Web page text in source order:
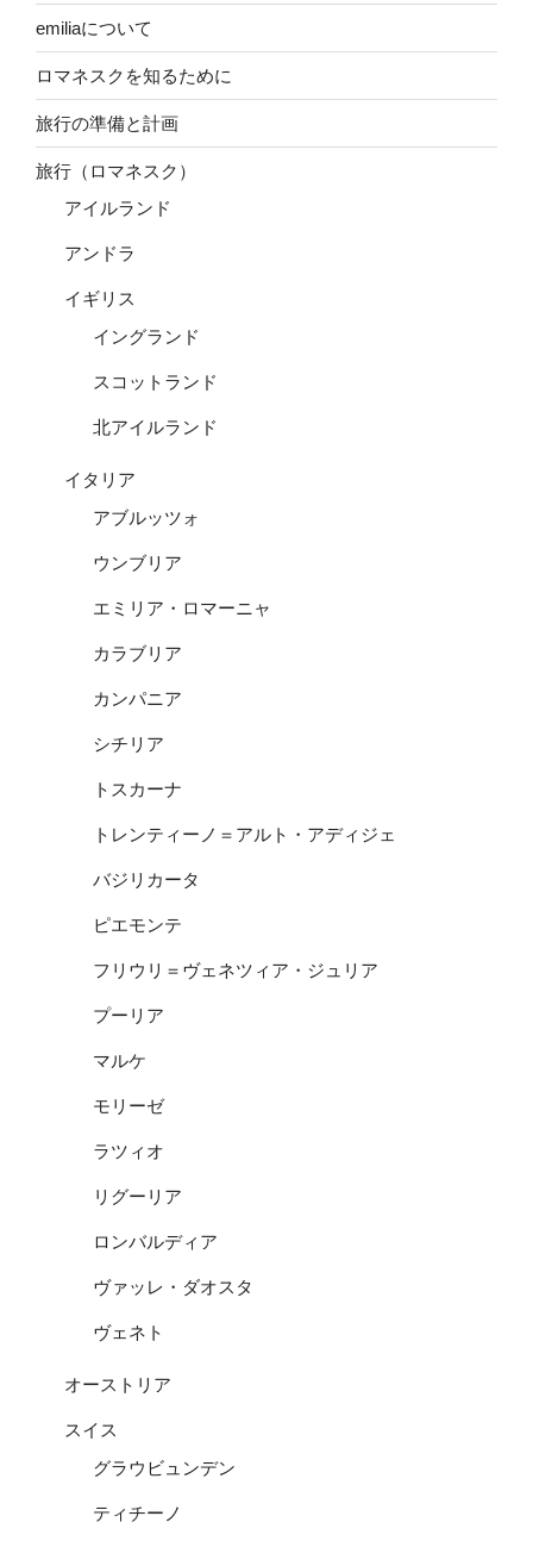
emiliaについて
ロマネスクを知るために
旅行の準備と計画
旅行（ロマネスク）
アイルランド
アンドラ
イギリス
イングランド
スコットランド
北アイルランド
イタリア
アブルッツォ
ウンブリア
エミリア・ロマーニャ
カラブリア
カンパニア
シチリア
トスカーナ
トレンティーノ＝アルト・アディジェ
バジリカータ
ピエモンテ
フリウリ＝ヴェネツィア・ジュリア
プーリア
マルケ
モリーゼ
ラツィオ
リグーリア
ロンバルディア
ヴァッレ・ダオスタ
ヴェネト
オーストリア
スイス
グラウビュンデン
ティチーノ